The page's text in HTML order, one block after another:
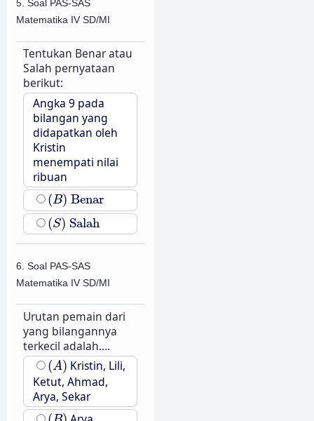
5. Soal PAS-SAS
Matematika IV SD/MI
Tentukan Benar atau
Salah pernyataan
berikut:
Angka 9 pada
bilangan yang
didapatkan oleh
Kristin
menempati nilai
ribuan
(B) Benar
(B)Benar
(S) Salah
(S)Salah
6. Soal PAS-SAS
Matematika IV SD/MI
Urutan pemain dari
yang bilangannya
terkecil adalah....
(A)
(A) Kristin, Lili,
Ketut, Ahmad,
Arya, Sekar
(B)